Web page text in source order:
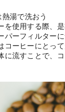
湯で洗おう
を使用する際、
パーフィルター
コーヒーにとっ
に流すことで、